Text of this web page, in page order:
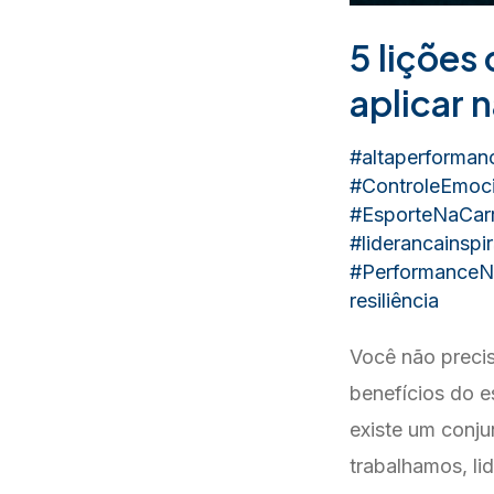
5 lições
aplicar
resiliência
Você não
benefícios do
existe um
trabalhamos,